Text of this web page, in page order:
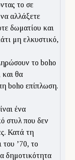
το σε
αλλάξετε
δωματίου και
μη ελκυστικό,
το boho
και θα
bohο επίπλωση.
ένα
στυλ που δεν
Κατά τη
του ’70, το
δημοτικότητα